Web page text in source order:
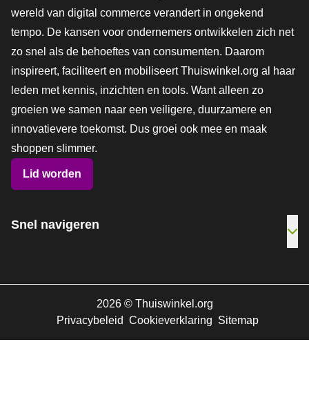
wereld van digital commerce verandert in ongekend
tempo. De kansen voor ondernemers ontwikkelen zich net
zo snel als de behoeftes van consumenten. Daarom
inspireert, faciliteert en mobiliseert Thuiswinkel.org al haar
leden met kennis, inzichten en tools. Want alleen zo
groeien we samen naar een veiligere, duurzamere en
innovatievere toekomst. Dus groei ook mee en maak
shoppen slimmer.
Lid worden
Snel navigeren
2026 ©Thuiswinkel.org
Privacybeleid Cookieverklaring Sitemap